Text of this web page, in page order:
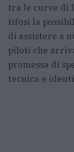
tra le curve di
tifosi la
di assistere a
piloti che
promessa di
tecnica e